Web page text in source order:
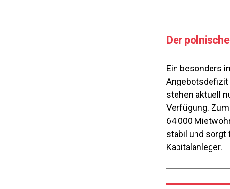
Der
Ein besonders
Angebotsdefizit
stehen aktuell
Verfügung.
64.000
stabil und sorgt
Kapitalanleger.